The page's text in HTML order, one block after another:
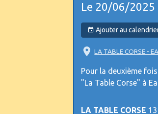
Le 20/06/2025
Ajouter au
LA TABLE CORSE -
Pour la deuxième
"La Table Corse" à
LA TABLE CORSE